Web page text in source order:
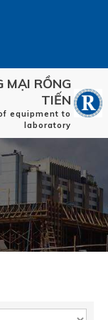
MẠI RỒNG
TIẾN
equipment to
laboratory